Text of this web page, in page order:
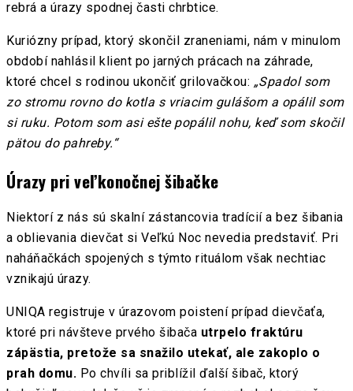
rebrá a úrazy spodnej časti chrbtice.
Kuriózny prípad, ktorý skončil zraneniami, nám v minulom
období nahlásil klient po jarných prácach na záhrade,
ktoré chcel s rodinou ukončiť grilovačkou: „Spadol som
zo stromu rovno do kotla s vriacim gulášom a opálil som
si ruku. Potom som asi ešte popálil nohu, keď som skočil
pätou do pahreby.“
Úrazy pri veľkonočnej šibačke
Niektorí z nás sú skalní zástancovia tradícií a bez šibania
a oblievania dievčat si Veľkú Noc nevedia predstaviť. Pri
naháňačkách spojených s týmto rituálom však nechtiac
vznikajú úrazy.
UNIQA registruje v úrazovom poistení prípad dievčaťa,
ktoré pri návšteve prvého šibača utrpelo fraktúru
zápästia, pretože sa snažilo utekať, ale zakoplo o
prah domu. Po chvíli sa priblížil ďalší šibač, ktorý